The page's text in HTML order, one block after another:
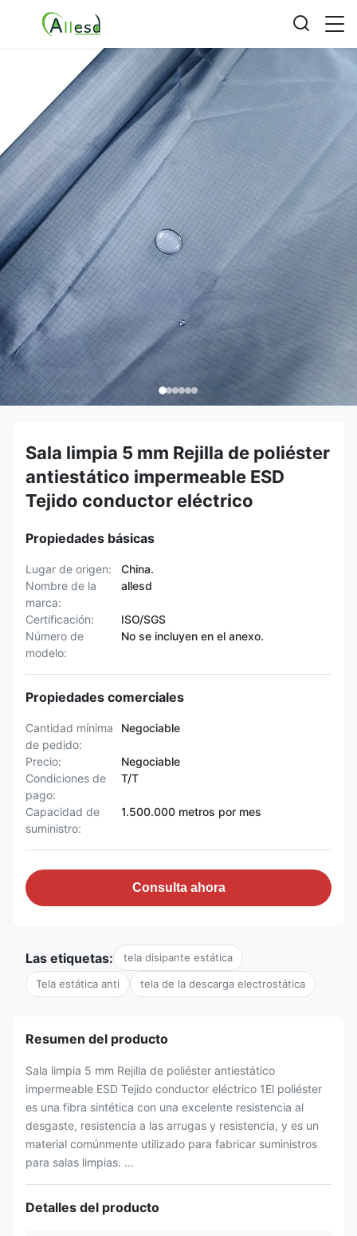
Sala limpia 5 mm Rejilla de poliéster
antiestático impermeable ESD
Tejido conductor eléctrico
Propiedades básicas
Lugar de origen:
China.
Nombre de la
marca:
allesd
Certificación:
ISO/SGS
Número de
modelo:
No se incluyen en el anexo.
Propiedades comerciales
Cantidad mínima
de pedido:
Negociable
Precio:
Negociable
Condiciones de
pago:
T/T
Capacidad de
suministro:
1.500.000 metros por mes
Consulta ahora
Las etiquetas: tela disipante estática
Tela estática anti tela de la descarga electrostática
Resumen del producto
Sala limpia 5 mm Rejilla de poliéster antiestático
impermeable ESD Tejido conductor eléctrico 1El poliéster
es una fibra sintética con una excelente resistencia al
desgaste, resistencia a las arrugas y resistencia, y es un
material comúnmente utilizado para fabricar suministros
para salas limpias. ...
Detalles del producto